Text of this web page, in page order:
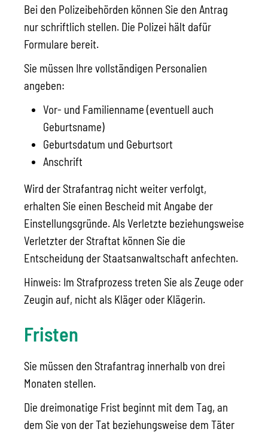
Bei den Polizeibehörden können Sie den Antrag
nur schriftlich stellen. Die Polizei hält dafür
Formulare bereit.
Sie müssen Ihre vollständigen Personalien
angeben:
Vor- und Familienname (eventuell auch
Geburtsname)
Geburtsdatum und Geburtsort
Anschrift
Wird der Strafantrag nicht weiter verfolgt,
erhalten Sie einen Bescheid mit Angabe der
Einstellungsgründe. Als Verletzte beziehungsweise
Verletzter der Straftat können Sie die
Entscheidung der Staatsanwaltschaft anfechten.
Hinweis: Im Strafprozess treten Sie als Zeuge oder
Zeugin auf, nicht als Kläger oder Klägerin.
Fristen
Sie müssen den Strafantrag innerhalb von drei
Monaten stellen.
Die dreimonatige Frist beginnt mit dem Tag, an
dem Sie von der Tat beziehungsweise dem Täter